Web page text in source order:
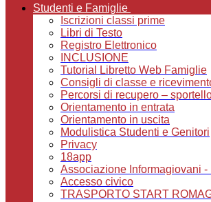
Studenti e Famiglie
Iscrizioni classi prime
Libri di Testo
Registro Elettronico
INCLUSIONE
Tutorial Libretto Web Famiglie
Consigli di classe e
Percorsi di recupero –
Orientamento in entrata
Orientamento in uscita
Modulistica Studenti e Genitori
Privacy
18app
Associazione Informagiovani
Accesso civico
TRASPORTO START